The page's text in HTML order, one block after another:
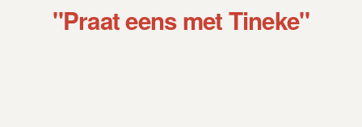
"Praat eens met Tineke"